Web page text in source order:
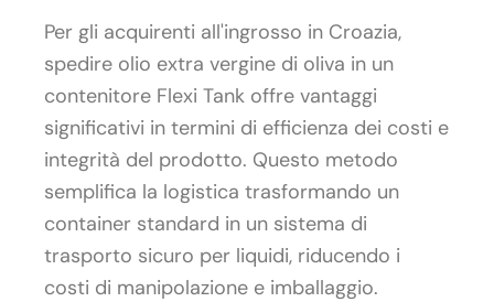
Per gli acquirenti all'ingrosso in Croazia,
spedire olio extra vergine di oliva in un
contenitore Flexi Tank offre vantaggi
significativi in termini di efficienza dei costi e
integrità del prodotto. Questo metodo
semplifica la logistica trasformando un
container standard in un sistema di
trasporto sicuro per liquidi, riducendo i
costi di manipolazione e imballaggio.